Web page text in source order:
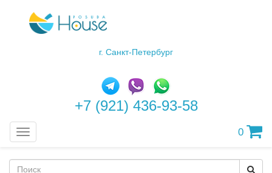
г. Санкт-Петербург
+7 (921) 436-93-58
Меню 0